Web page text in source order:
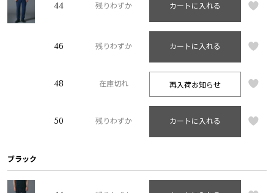
44 残りわずか カートに入れる
46 残りわずか カートに入れる
48 在庫切れ 再入荷お知らせ
50 残りわずか カートに入れる
ブラック